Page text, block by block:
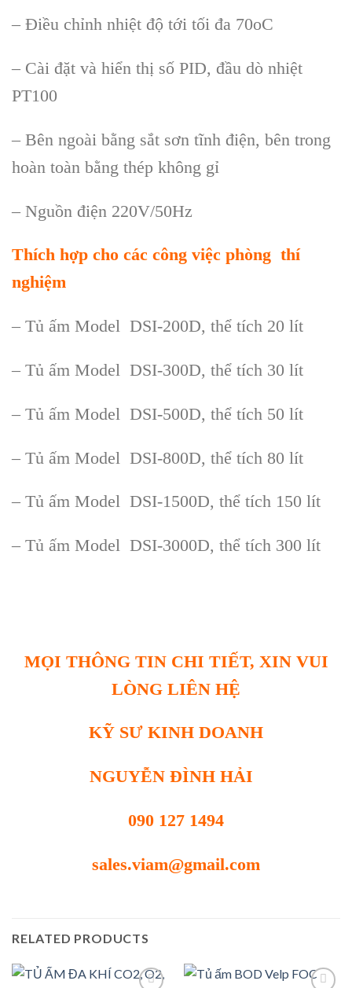
– Điều chỉnh nhiệt độ tới tối đa 70oC
– Cài đặt và hiển thị số PID, đầu dò nhiệt
PT100
– Bên ngoài bằng sắt sơn tĩnh điện, bên trong
hoàn toàn bằng thép không gỉ
– Nguồn điện 220V/50Hz
Thích hợp cho các công việc phòng thí
nghiệm
– Tủ ấm Model DSI-200D, thể tích 20 lít
– Tủ ấm Model DSI-300D, thể tích 30 lít
– Tủ ấm Model DSI-500D, thể tích 50 lít
– Tủ ấm Model DSI-800D, thể tích 80 lít
– Tủ ấm Model DSI-1500D, thể tích 150 lít
– Tủ ấm Model DSI-3000D, thể tích 300 lít
MỌI THÔNG TIN CHI TIẾT, XIN VUI
LÒNG LIÊN HỆ
KỸ SƯ KINH DOANH
NGUYỄN ĐÌNH HẢI
090 127 1494
sales.viam@gmail.com
RELATED PRODUCTS